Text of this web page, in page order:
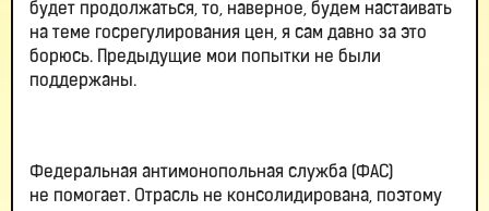
будет продолжаться, то, наверное, будем настаивать
на теме госрегулирования цен, я сам давно за это
борюсь. Предыдущие мои попытки не были
поддержаны.
Федеральная антимонопольная служба (ФАС)
не помогает. Отрасль не консолидирована, поэтому